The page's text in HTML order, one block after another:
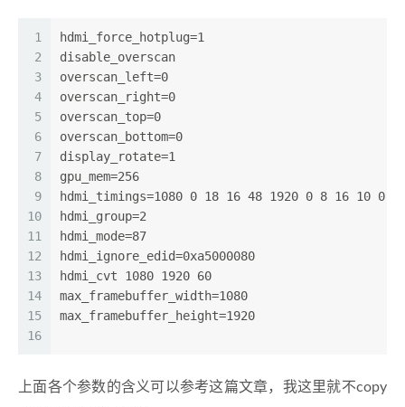
1
2
3
4
5
6
7
8
9
10
11
12
13
14
15
16
hdmi_force_hotplug=1
disable_overscan
overscan_left=0
overscan_right=0
overscan_top=0
overscan_bottom=0
display_rotate=1
gpu_mem=256
hdmi_timings=1080 0 18 16 48 1920 0 8 16 10 0
hdmi_group=2
hdmi_mode=87
hdmi_ignore_edid=0xa5000080
hdmi_cvt 1080 1920 60
max_framebuffer_width=1080
max_framebuffer_height=1920
上面各个参数的含义可以参考这篇文章，我这里就不copy